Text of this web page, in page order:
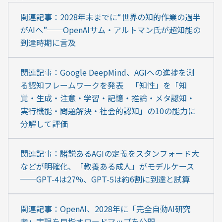
関連記事：2028年末までに“世界の知的作業の過半
がAIへ”──OpenAIサム・アルトマン氏が超知能の
到達時期に言及
関連記事：Google DeepMind、AGIへの進捗を測
る認知フレームワークを発表　「知性」を「知
覚・生成・注意・学習・記憶・推論・メタ認知・
実行機能・問題解決・社会的認知」の10の能力に
分解して評価
関連記事：諸説あるAGIの定義をスタンフォード大
などが明確化、「教養ある成人」がモデルケース
──GPT-4は27%、GPT-5は約6割に到達と試算
関連記事：OpenAI、2028年に「完全自動AI研究